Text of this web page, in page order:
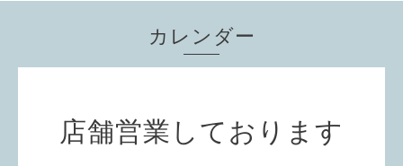
カレンダー
店舗営業しております